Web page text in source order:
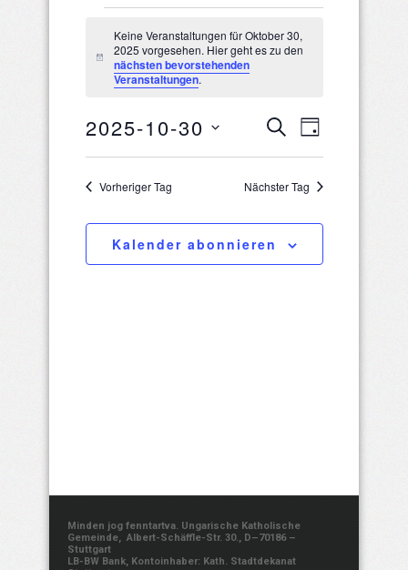
Veranstaltungen
für
Oktober
30,
2025
Hinweis
Keine Veranstaltungen für Oktober 30,
2025 vorgesehen. Hier geht es zu den
nächsten bevorstehenden
Veranstaltungen.
Such-
und
Suche
Tag
2025-10-30
Vorheriger Tag Nächster Tag
Kalender abonnieren
Minden jog fenntartva. Ungarische Katholische
Gemeinde, Albert-Schäffle-Str. 30., D–70186 –
Stuttgart
LB-BW Bank, Kontoinhaber: Kath. Stadtdekanat